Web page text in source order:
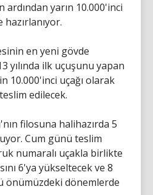
yarın 10.000'inci
hazırlanıyor.
en yeni gövde
yılında ilk uçuşunu yapan
10.000'inci uçağı olarak
edilecek.
filosuna halihazırda 5
Cum günü teslim
numaralı uçakla birlikte
6'ya yükseltecek ve 8
önümüzdeki dönemlerde